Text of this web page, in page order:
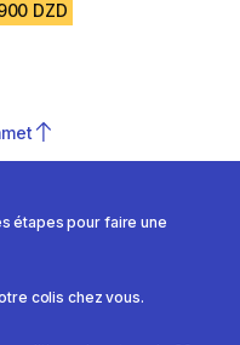
DZD
étapes pour faire une
colis chez vous.